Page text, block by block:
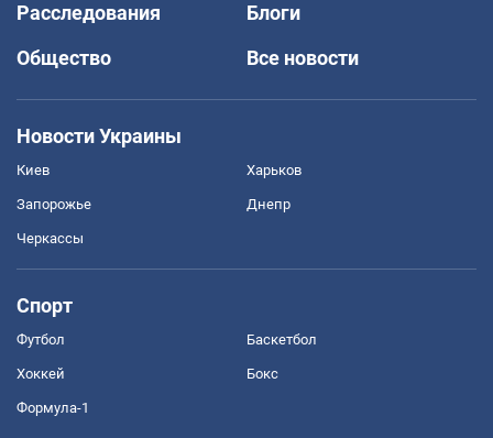
Расследования
Блоги
Общество
Все новости
Новости Украины
Киев Харьков
Запорожье Днепр
Черкассы
Спорт
Футбол Баскетбол
Хоккей Бокс
Формула-1